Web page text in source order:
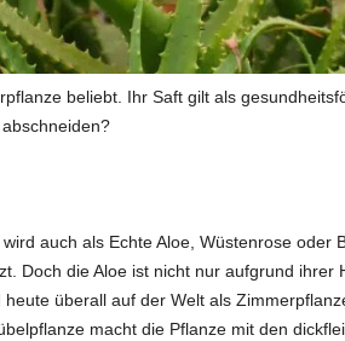
beliebt. Ihr Saft gilt als
auch als Echte Aloe, Wüstenrose
Doch die Aloe ist nicht nur aufgrund
überall auf der Welt als
macht die Pflanze mit den